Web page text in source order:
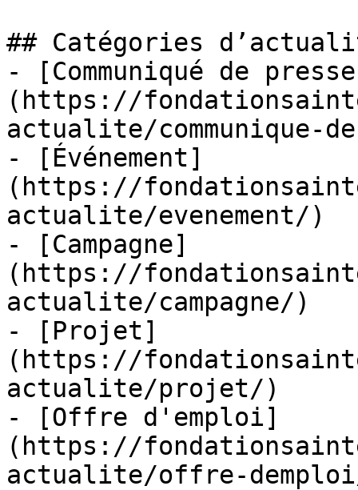
## Catégories
- [Communiqué de
(https://
actualite/communique-
- [Événement]
(https://
actualite/evenement/)
- [Campagne]
(https://
actualite/campagne/)
- [Projet]
(https://
actualite/projet/)
- [Offre d'emploi]
(https://
actualite/offre-